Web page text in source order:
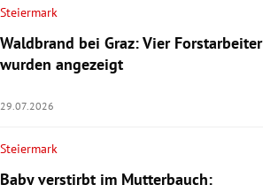
Steiermark
Waldbrand bei Graz: Vier Forstarbeiter
wurden angezeigt
29.07.2026
Steiermark
Baby verstirbt im Mutterbauch: